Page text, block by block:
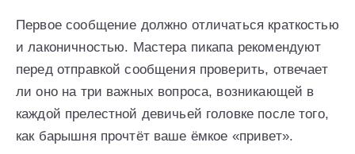
Первое сообщение должно отличаться краткостью
и лаконичностью. Мастера пикапа рекомендуют
перед отправкой сообщения проверить, отвечает
ли оно на три важных вопроса, возникающей в
каждой прелестной девичьей головке после того,
как барышня прочтёт ваше ёмкое «привет».